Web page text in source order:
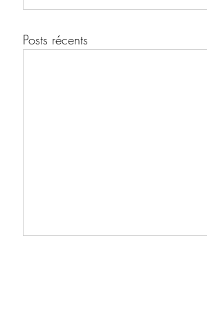
Posts récents